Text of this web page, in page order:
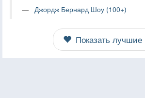
Джордж Бернард Шоу (100+)
Показать лучшие